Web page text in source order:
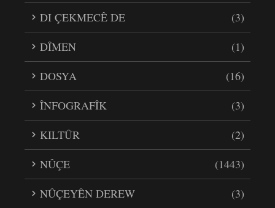
DI ÇEKMECÊ DE
(3)
DÎMEN
(1)
DOSYA
(16)
ÎNFOGRAFÎK
(3)
KILTÛR
(2)
NÛÇE
(1443)
NÛÇEYÊN DEREW
(3)